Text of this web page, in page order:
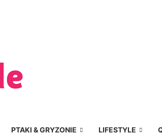
PTAKI & GRYZONIE LIFESTYLE